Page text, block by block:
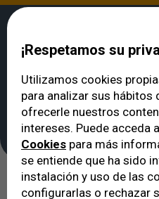
VERTE Tecnologías de diagnóstico
También la
¡Respetamos su
Utilizamos cookies
para analizar sus hábitos
ofrecerle nuestros
intereses. Puede acceda
Cookies para más
se entiende que ha sido
instalación y uso de las
configurarlas o rechazar